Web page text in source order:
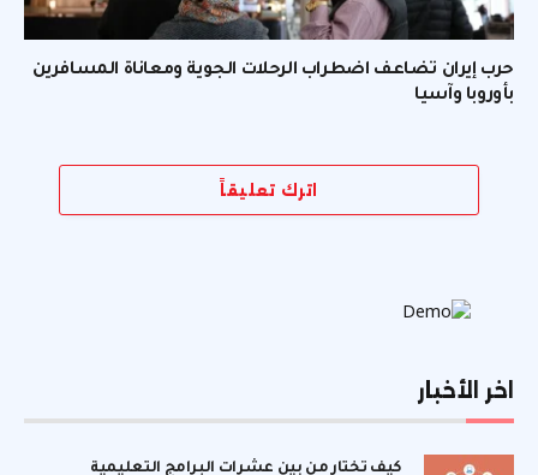
حرب إيران تضاعف اضطراب الرحلات الجوية ومعاناة المسافرين
بأوروبا وآسيا
اترك تعليقاً
اخر الأخبار
كيف تختار من بين عشرات البرامج التعليمية